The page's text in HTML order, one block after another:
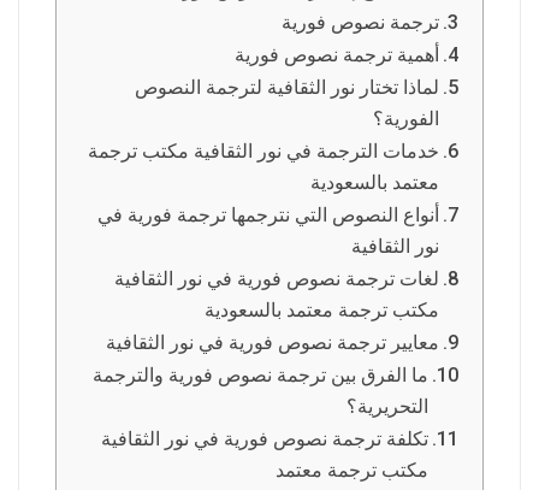
ترجمة نصوص فورية
أهمية ترجمة نصوص فورية
لماذا تختار نور الثقافية لترجمة النصوص
الفورية؟
خدمات الترجمة في نور الثقافية مكتب ترجمة
معتمد بالسعودية
أنواع النصوص التي نترجمها ترجمة فورية في
نور الثقافية
لغات ترجمة نصوص فورية في نور الثقافية
مكتب ترجمة معتمد بالسعودية
معايير ترجمة نصوص فورية في نور الثقافية
ما الفرق بين ترجمة نصوص فورية والترجمة
التحريرية؟
تكلفة ترجمة نصوص فورية في نور الثقافية
مكتب ترجمة معتمد